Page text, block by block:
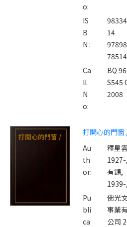
o:
IS
B
N :
14
78514
Ca
ll
N
o:
BQ
S545
2008
打開心的門窗 /
打開心的門窗
Au
th
or:
釋星
1927-,
有錫,
1939-,
Pu
bli
ca
佛光
事業
公司